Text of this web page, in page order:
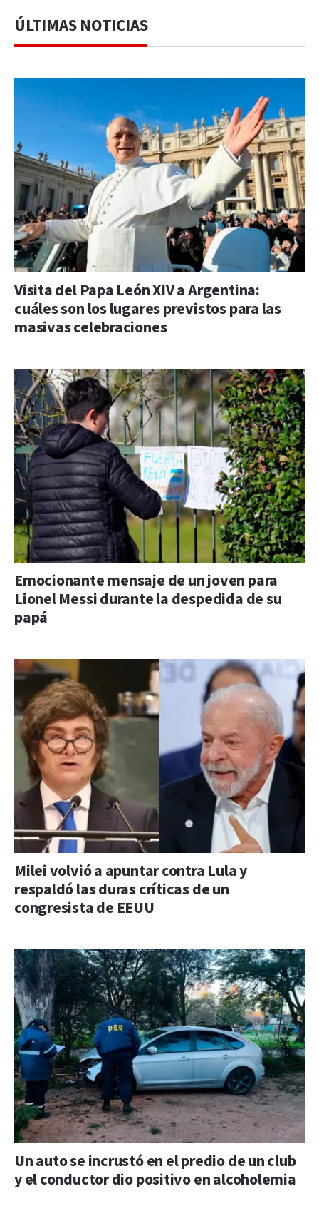
ÚLTIMAS NOTICIAS
Visita del Papa León XIV a Argentina:
cuáles son los lugares previstos para las
masivas celebraciones
Emocionante mensaje de un joven para
Lionel Messi durante la despedida de su
papá
Milei volvió a apuntar contra Lula y
respaldó las duras críticas de un
congresista de EEUU
Un auto se incrustó en el predio de un club
y el conductor dio positivo en alcoholemia